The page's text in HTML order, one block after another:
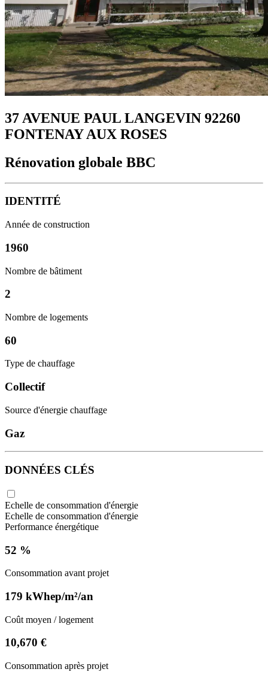
37 AVENUE PAUL LANGEVIN 92260
FONTENAY AUX ROSES
Rénovation globale BBC
IDENTITÉ
Année de construction
1960
Nombre de bâtiment
2
Nombre de logements
60
Type de chauffage
Collectif
Source d'énergie chauffage
Gaz
DONNÉES CLÉS
Echelle de consommation d'énergie
Echelle de consommation d'énergie
Performance énergétique
52 %
Consommation avant projet
179 kWhep/m²/an
Coût moyen / logement
10,670 €
Consommation après projet